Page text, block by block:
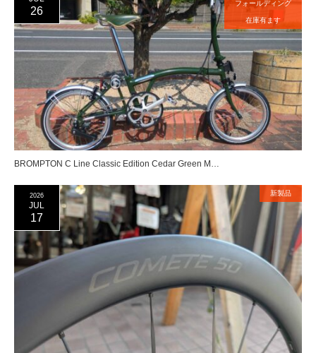
26
フォールディング
在庫有ます
BROMPTON C Line Classic Edition Cedar Green M…
2026
JUL
17
新製品